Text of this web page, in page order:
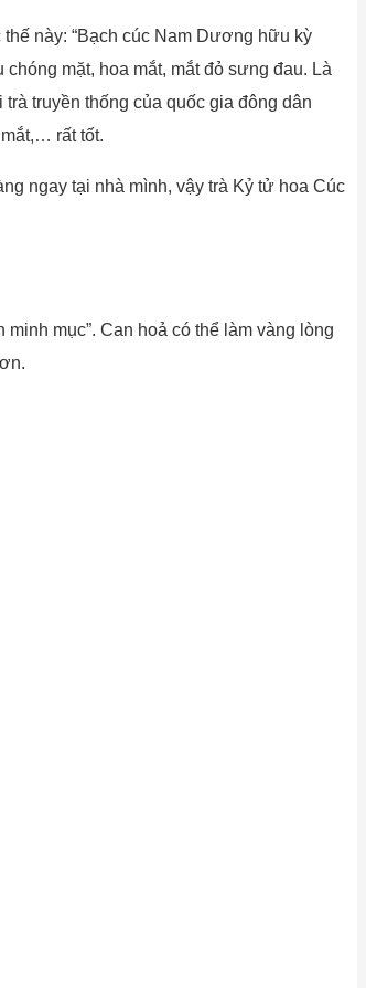
này: “Bạch cúc Nam Dương hữu kỳ
mặt, hoa mắt, mắt đỏ sưng đau. Là
truyền thống của quốc gia đông dân
rất tốt.
ngay tại nhà mình, vậy trà Kỷ tử hoa Cúc
mục”. Can hoả có thể làm vàng lòng